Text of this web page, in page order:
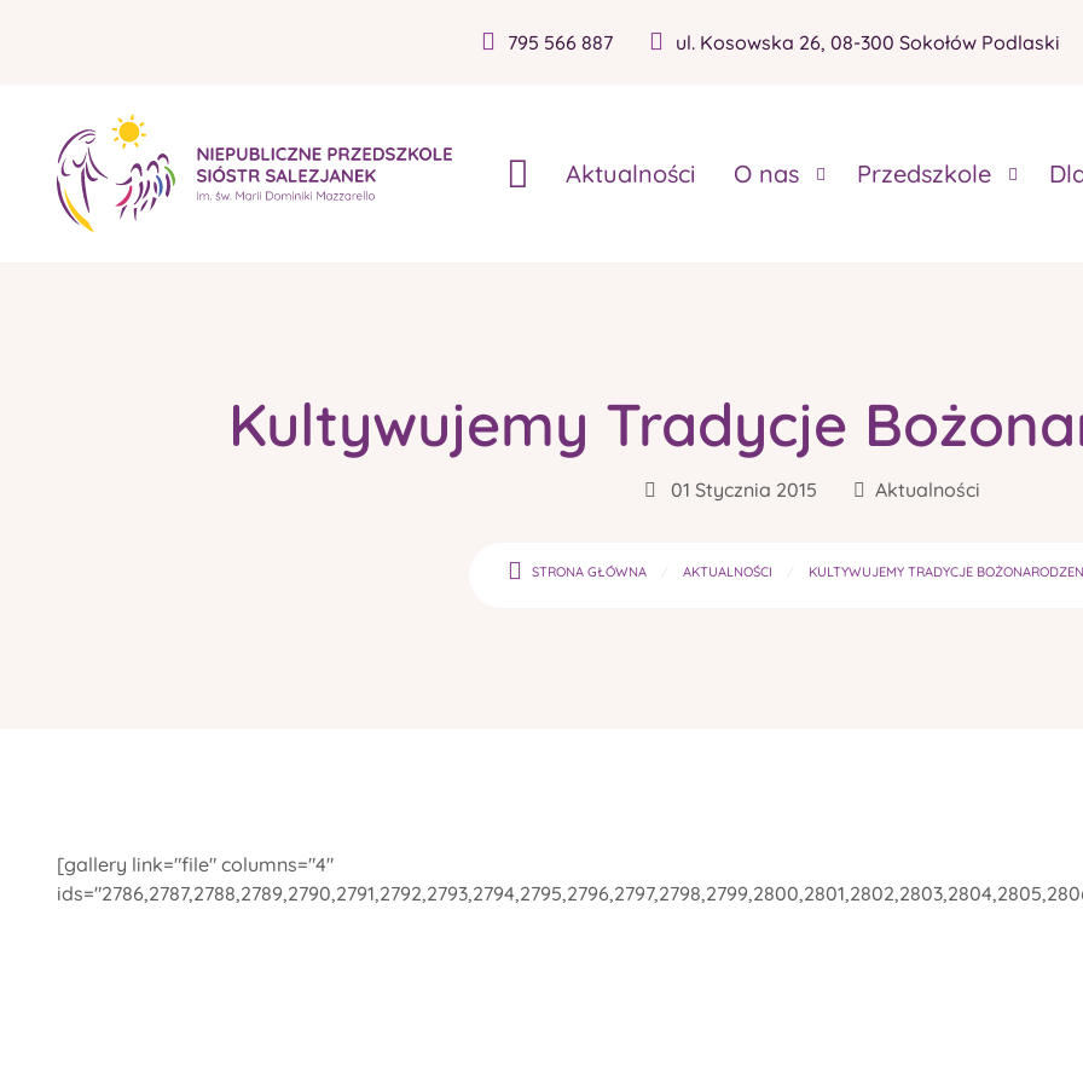
795 566 887 ul. Kosowska 26, 08-300 Sokołów Podlaski
Aktualności O nas Przedszkole
Kultywujemy Tradycje
01 Stycznia 2015 Aktualności
STRONA GŁÓWNA AKTUALNOŚCI KULTYWUJEMY TRADYCJE
[gallery link="file" columns="4"